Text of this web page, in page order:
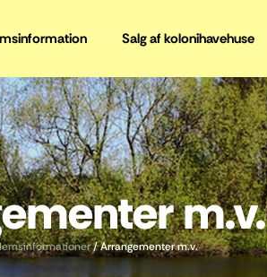
Salg af kolonihavehuse
m.v.
/Arrangementer m.v.